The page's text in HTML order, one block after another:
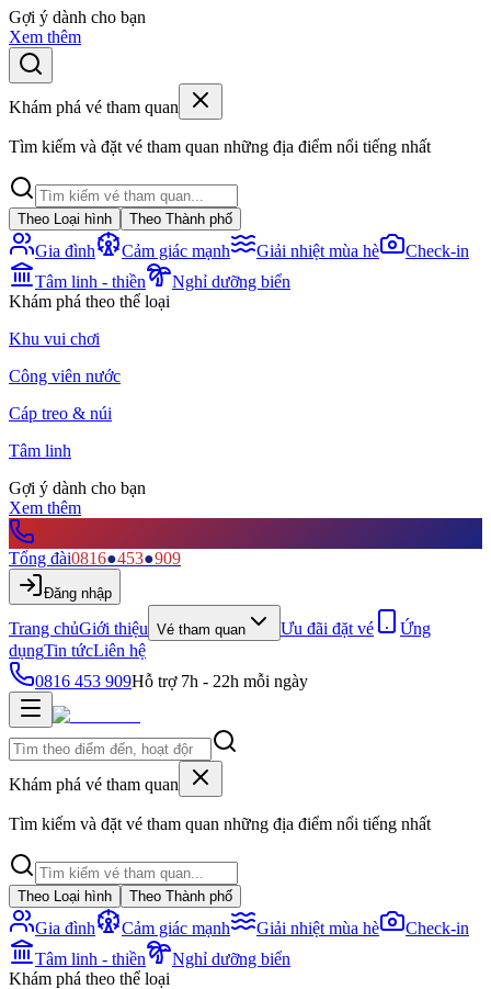
Gợi ý dành cho bạn
Xem thêm
Khám phá vé tham quan
Tìm kiếm và đặt vé tham quan những địa điểm nổi tiếng nhất
Theo Loại hình Theo Thành phố
Gia đình Cảm giác mạnh Giải nhiệt mùa hè
Check-in
Tâm linh - thiền
Nghỉ dưỡng biển
Khám phá theo thể loại
Khu vui chơi
Công viên nước
Cáp treo & núi
Tâm linh
Gợi ý dành cho bạn
Xem thêm
Tổng đài0816●453●909
Đăng nhập
Trang chủGiới thiệu Vé tham quan Ưu đãi đặt vé
Ứng
dụngTin tứcLiên hệ
0816 453 909Hỗ trợ 7h - 22h mỗi ngày
Khám phá vé tham quan
Tìm kiếm và đặt vé tham quan những địa điểm nổi tiếng nhất
Theo Loại hình Theo Thành phố
Gia đình Cảm giác mạnh Giải nhiệt mùa hè
Check-in
Tâm linh - thiền
Nghỉ dưỡng biển
Khám phá theo thể loại